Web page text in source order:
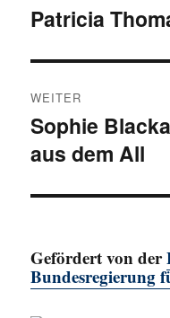
Vorheriger
Patricia
WEITER
Nächster
Beitrag:
Sophie
aus dem All
Gefördert von der
Bundesregierung